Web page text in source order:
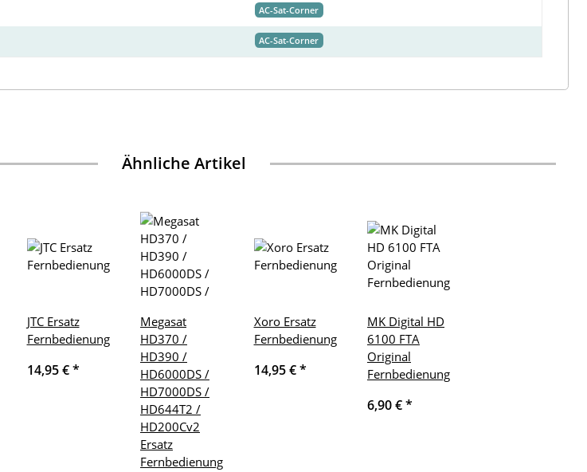
AC-Sat-Corner
AC-Sat-Corner
Ähnliche Artikel
JTC Ersatz
Fernbedienung
14,95 €*
Megasat
HD370 /
HD390 /
HD6000DS /
HD7000DS /
HD644T2 /
HD200Cv2
Ersatz
Fernbedienung
Xoro Ersatz
Fernbedienung
14,95 €*
MK Digital HD
6100 FTA
Original
Fernbedienung
6,90 €*